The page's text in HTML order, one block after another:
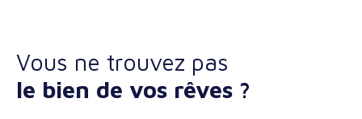
Vous ne trouvez pas
le bien de vos rêves ?